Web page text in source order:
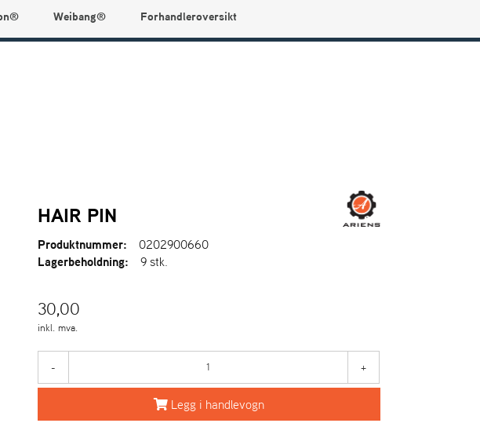
Min side
Weibang® Forhandleroversikt
HAIR PIN
Produktnummer:
0202900660
Lagerbeholdning:
9 stk.
30,00
inkl. mva.
- +
Legg i handlevogn